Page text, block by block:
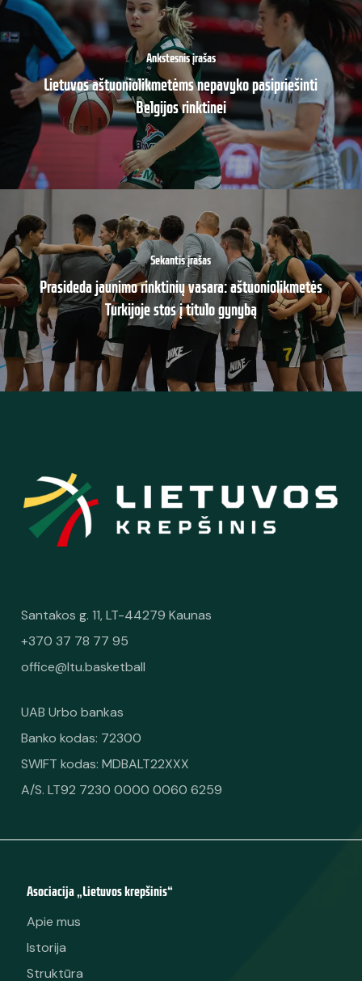
Ankstesnis įrašas
Lietuvos aštuoniolikmetėms nepavyko pasipriešinti
Belgijos rinktinei
Sekantis įrašas
Prasideda jaunimo rinktinių vasara: aštuoniolikmetės
Turkijoje stos į titulo gynybą
Santakos g. 11, LT-44279 Kaunas
+370 37 78 77 95
office@ltu.basketball
UAB Urbo bankas
Banko kodas: 72300
SWIFT kodas: MDBALT22XXX
A/S. LT92 7230 0000 0060 6259
Asociacija „Lietuvos krepšinis“
Apie mus
Istorija
Struktūra